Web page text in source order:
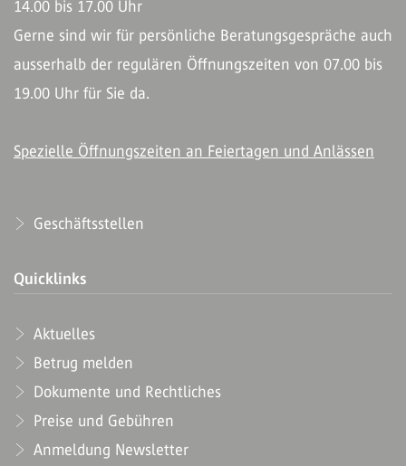
14.00 bis 17.00 Uhr
Gerne sind wir für persönliche Beratungsgespräche auch
ausserhalb der regulären Öffnungszeiten von 07.00 bis
19.00 Uhr für Sie da.
Spezielle Öffnungszeiten an Feiertagen und Anlässen
Geschäftsstellen
Quicklinks
Aktuelles
Betrug melden
Dokumente und Rechtliches
Preise und Gebühren
Anmeldung Newsletter